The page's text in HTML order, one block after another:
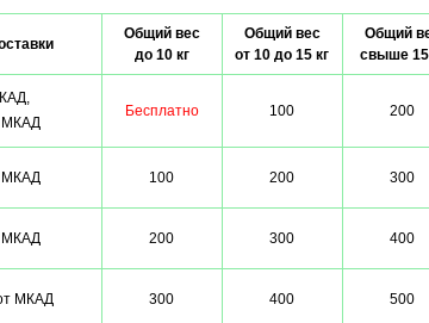
Общий вес
до 10 кг
Общий вес
от 10 до 15 кг
Общий
свыше 15
МКАД
Бесплатно 100 200
МКАД 100 200 300
МКАД 200 300 400
МКАД 300 400 500